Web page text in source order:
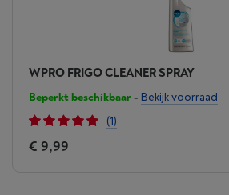
WPRO FRIGO CLEANER SPRAY
Beperkt beschikbaar- Bekijk voorraad
(1)
€ 9,99